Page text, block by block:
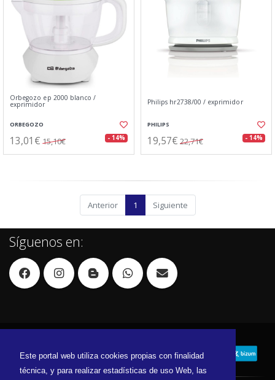
Este portal web utiliza cookies propias con finalidad
técnica, y para realizar estadísticas de uso Web, las
Orbegozo ep 2000 blanco /
exprimidor
ORBEGOZO
13,01€ 15,10€ - 14%
Philips hr2738/00 / exprimidor
PHILIPS
19,57€ 22,71€ - 14%
Anterior 1 Siguiente
Síguenos en: